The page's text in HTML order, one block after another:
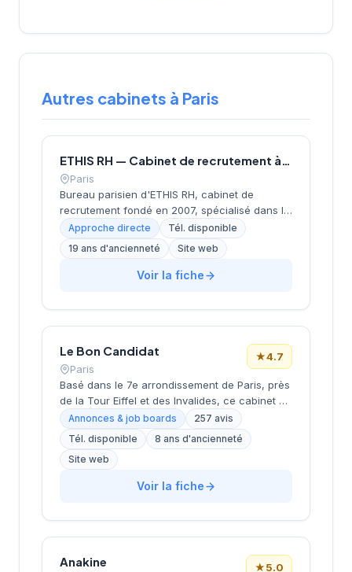
Autres cabinets à Paris
ETHIS RH — Cabinet de recrutement à Paris
Paris
Bureau parisien d'ETHIS RH, cabinet de
recrutement fondé en 2007, spécialisé dans le
conseil en ressources humaines, le
recrutement de cadres et dirigeants, le
coaching et l'outplacement. Situé au 16 rue de
Monceau dans le 8e arrondissement de Paris,
Approche directe
Tél. disponible
19 ans d'ancienneté
Site web
Voir la fiche
Le Bon Candidat
Paris
★4.7
Basé dans le 7e arrondissement de Paris, près
de la Tour Eiffel et des Invalides, ce cabinet de
recrutement bénéficie d'une localisation
prestigieuse au cœur de la capitale. Installé
rue de Bellechasse, il accompagne les
entreprises dans leurs recrutements avec une
approche personnalisée. La structure affiche
une excellente réputation auprès de sa
prestations de conseil en recrutement.
Annonces & job boards
257 avis
Tél. disponible
8 ans d'ancienneté
Site web
Voir la fiche
Anakine ★5.0